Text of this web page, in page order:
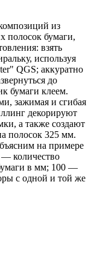
из
полосок бумаги,
взять
используя
QGS; аккуратно
до
бумаги клеем.
зажимая и сгибая
декорируют
а также создают
полосок 325 мм.
на примере
количество
в мм; 100 —
с одной и той же